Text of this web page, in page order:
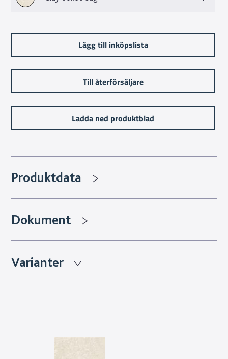
Lägg till inköpslista
Till återförsäljare
Ladda ned produktblad
Produktdata
Dokument
Varianter